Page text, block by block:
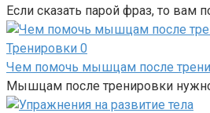
Если сказать парой фраз, то вам
Тренировки 0
Чем помочь мышцам после
Мышцам после тренировки нужно